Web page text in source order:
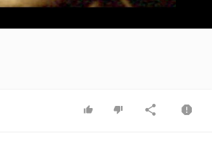
Video